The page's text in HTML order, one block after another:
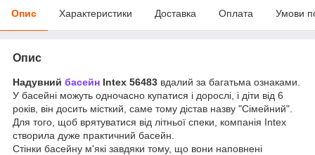
Опис Характеристики Доставка Оплата Умови
Опис
Надувний басейн Intex 56483 вдалий за багатьма ознаками.
У басейні можуть одночасно купатися і дорослі, і діти від 6
років, він досить місткий, саме тому дістав назву "Сімейний".
Для того, щоб врятуватися від літньої спеки, компанія Intex
створила дуже практичний басейн.
Стінки басейну м'які завдяки тому, що вони наповнені